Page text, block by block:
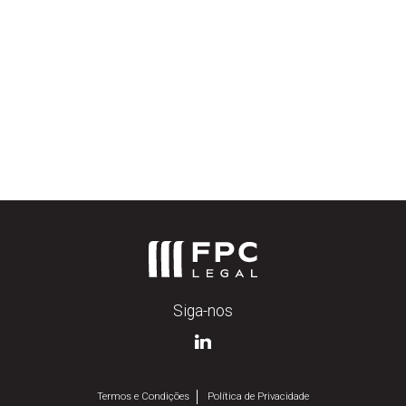
Siga-nos
Termos e Condições Política de Privacidade